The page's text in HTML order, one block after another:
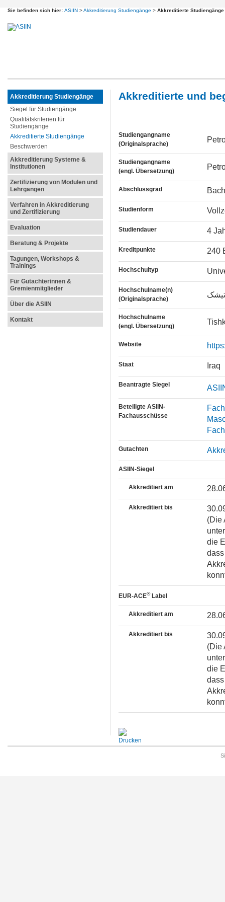
Sie befinden sich hier: ASIIN >Akkreditierung Studiengänge > Akkreditierte Studiengänge
Akkreditierung Studiengänge
Siegel für Studiengänge
Qualitätskriterien für
Studiengänge
Akkreditierte Studiengänge
Beschwerden
Akkreditierung Systeme &
Institutionen
Zertifizierung von Modulen und
Lehrgängen
Verfahren in Akkreditierung
und Zertifizierung
Evaluation
Beratung & Projekte
Tagungen, Workshops &
Trainings
Für Gutachterinnen &
Gremienmitglieder
Über die ASIIN
Kontakt
Akkreditierte und
Studiengangname
(Originalsprache)
Studiengangname
(engl. Übersetzung)
Abschlussgrad
Studienform
Studiendauer 4
Kreditpunkte 240
Hochschultyp
Hochschulname(n)
(Originalsprache)
تیشک
Hochschulname
(engl. Übersetzung)
Website
Staat Iraq
Beantragte Siegel
Beteiligte ASIIN-
Fachausschüsse
Gutachten
ASIIN-Siegel
Akkreditiert am
Akkreditiert bis
(Die
die
EUR-ACE®Label
Akkreditiert am
Akkreditiert bis
(Die
die